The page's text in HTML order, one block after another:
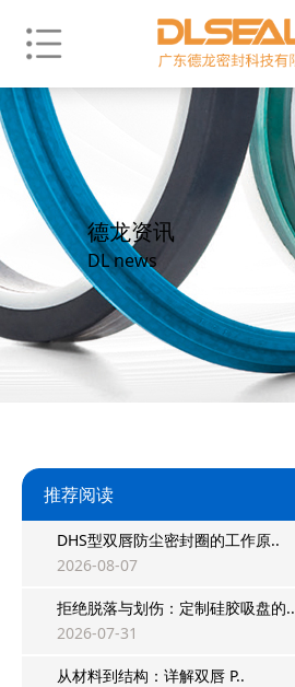
德龙资讯
DL news
推荐阅读
DHS型双唇防尘密封圈的工作原..
2026-08-07
拒绝脱落与划伤：定制硅胶吸盘的..
2026-07-31
从材料到结构：详解双唇 P..